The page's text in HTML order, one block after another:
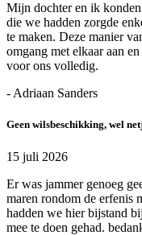
Mijn dochter en ik
die we hadden zorgde
te maken. Deze manier
omgang met elkaar aan
voor ons volledig.
- Adriaan Sanders
Geen wilsbeschikking, wel
15 juli 2026
Er was jammer genoeg
maren rondom de erfenis
hadden we hier bijstand
mee te doen gehad.